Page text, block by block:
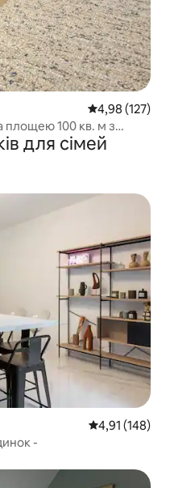
Середня
4,98 (127)
площею 100 кв. м з
для сімей
Середня
4,91 (148)
-